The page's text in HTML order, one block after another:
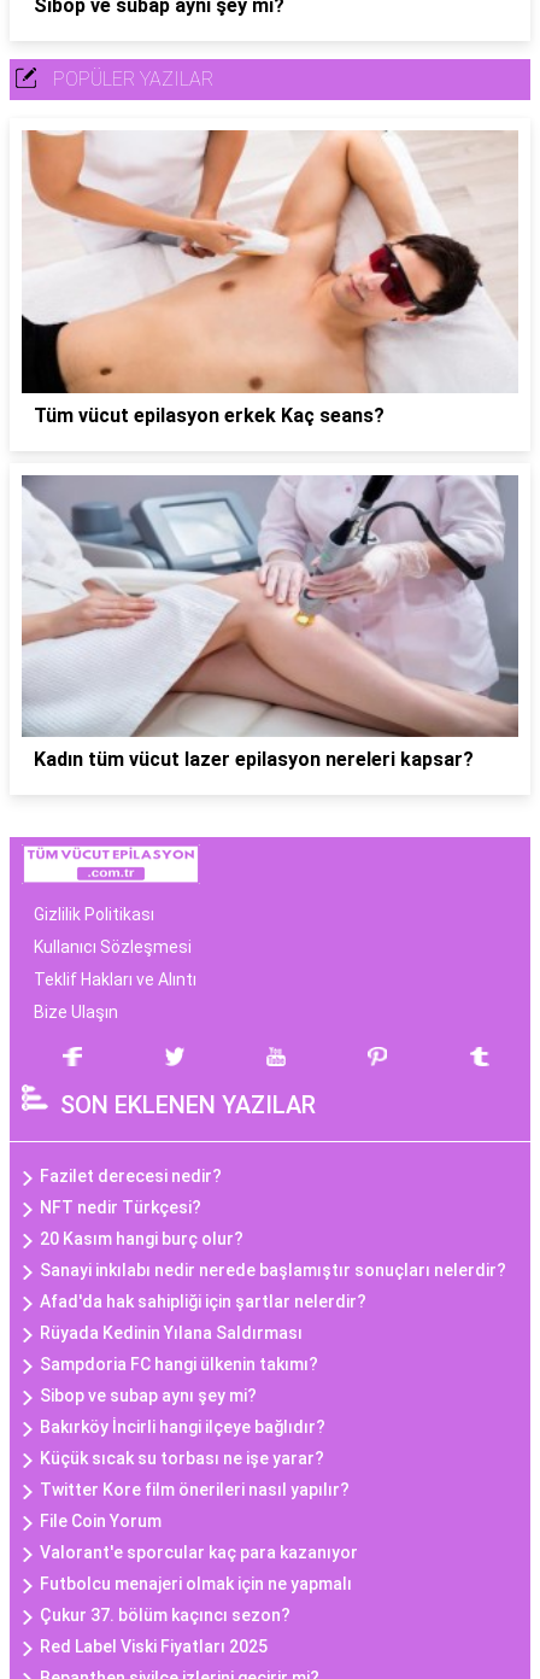
Sibop ve subap aynı şey mi?
POPÜLER YAZILAR
Tüm vücut epilasyon erkek Kaç seans?
Kadın tüm vücut lazer epilasyon nereleri kapsar?
Gizlilik Politikası
Kullanıcı Sözleşmesi
Teklif Hakları ve Alıntı
Bize Ulaşın
SON EKLENEN YAZILAR
Fazilet derecesi nedir?
NFT nedir Türkçesi?
20 Kasım hangi burç olur?
Sanayi inkılabı nedir nerede başlamıştır sonuçları nelerdir?
Afad'da hak sahipliği için şartlar nelerdir?
Rüyada Kedinin Yılana Saldırması
Sampdoria FC hangi ülkenin takımı?
Sibop ve subap aynı şey mi?
Bakırköy İncirli hangi ilçeye bağlıdır?
Küçük sıcak su torbası ne işe yarar?
Twitter Kore film önerileri nasıl yapılır?
File Coin Yorum
Valorant'e sporcular kaç para kazanıyor
Futbolcu menajeri olmak için ne yapmalı
Çukur 37. bölüm kaçıncı sezon?
Red Label Viski Fiyatları 2025